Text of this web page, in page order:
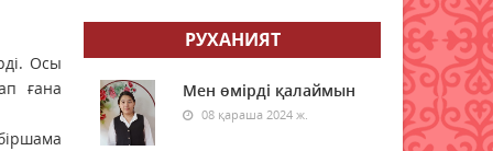
Осы
ғана
06 тамыз 2026 ж. 50
Еріктілер еңбегі бағаланады:
ЖОО-ға қабылдауда
ескеріледі
РУХАНИЯТ
Мен өмірді қалаймын
08 қараша 2024 ж.